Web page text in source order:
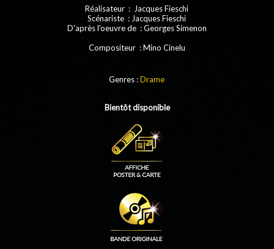
Réalisateur : Jacques Fieschi
Scénariste : Jacques Fieschi
D'après l'oeuvre de : Georges Simenon
Compositeur : Mino Cinelu
Genres :Drame
Bientôt disponible